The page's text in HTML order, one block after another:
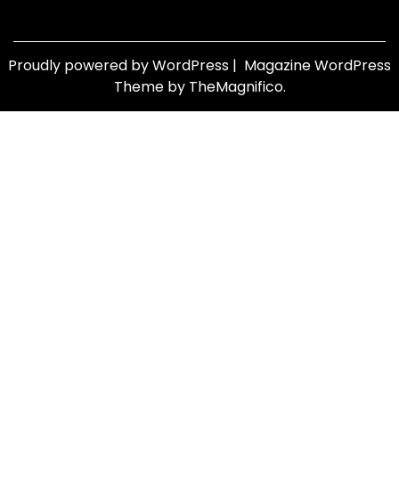
Proudly powered by WordPress | Magazine WordPress
Theme by TheMagnifico.